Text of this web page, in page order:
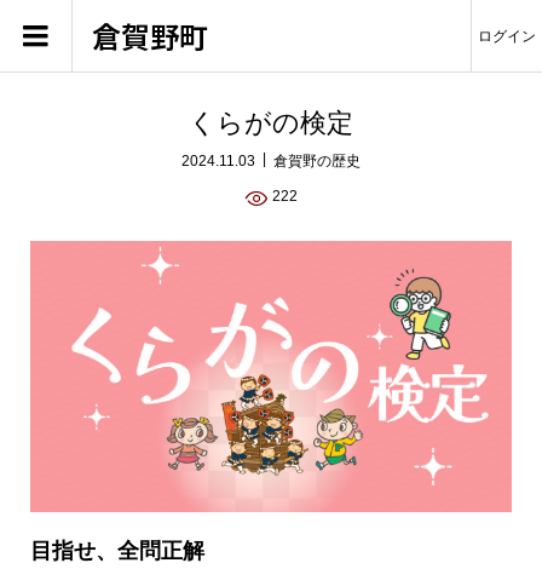
倉賀野町 ログイン
くらがの検定
2024.11.03 倉賀野の歴史
222
目指せ、全問正解